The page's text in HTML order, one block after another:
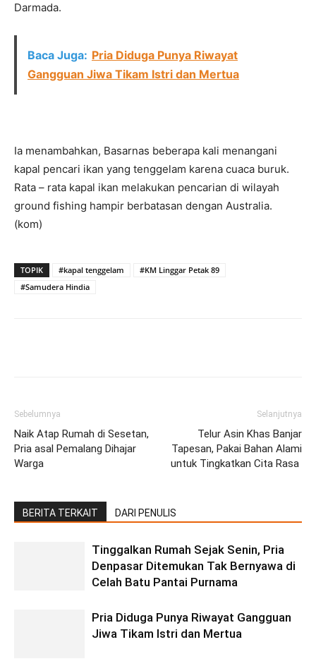
Darmada.
Baca Juga: Pria Diduga Punya Riwayat
Gangguan Jiwa Tikam Istri dan Mertua
Ia menambahkan, Basarnas beberapa kali menangani
kapal pencari ikan yang tenggelam karena cuaca buruk.
Rata – rata kapal ikan melakukan pencarian di wilayah
ground fishing hampir berbatasan dengan Australia.
(kom)
TOPIK #kapal tenggelam
#KM Linggar Petak 89
#Samudera Hindia
Sebelumnya
Naik Atap Rumah di Sesetan,
Pria asal Pemalang Dihajar
Warga
Selanjutnya
Telur Asin Khas Banjar
Tapesan, Pakai Bahan Alami
untuk Tingkatkan Cita Rasa
BERITA TERKAIT DARI PENULIS
Tinggalkan Rumah Sejak Senin, Pria
Denpasar Ditemukan Tak Bernyawa di
Celah Batu Pantai Purnama
Pria Diduga Punya Riwayat Gangguan
Jiwa Tikam Istri dan Mertua